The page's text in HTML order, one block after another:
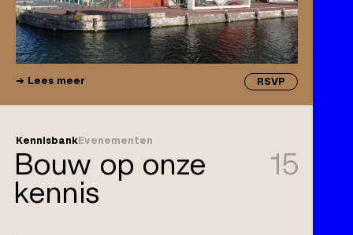
Lees meer RSVP
KennisbankEvenementen
Bouw op onze
kennis
15